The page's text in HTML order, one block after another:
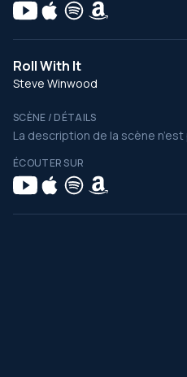
Roll With It
Steve Winwood
SCÈNE / DÉTAILS
La description de la scène
ÉCOUTER SUR